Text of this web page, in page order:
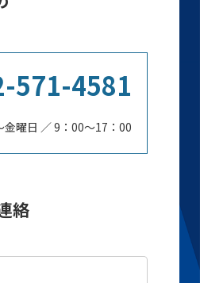
571-4581
金曜日 ／ 9：00～17：00
絡